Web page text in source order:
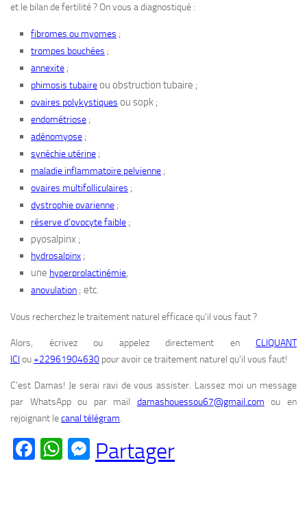
et le bilan de fertilité ? On vous a diagnostiqué :
fibromes ou myomes ;
trompes bouchées ;
annexite ;
phimosis tubaireou obstruction tubaire ;
ovaires polykystiques ou sopk ;
endométriose ;
adénomyose ;
synéchie utérine ;
maladie inflammatoire pelvienne ;
ovaires multifolliculaires ;
dystrophie ovarienne ;
réserve d’ovocyte faible ;
pyosalpinx ;
hydrosalpinx ;
une hyperprolactinémie,
anovulation ; etc.
Vous recherchez le traitement naturel efficace qu’il vous faut ?
Alors, écrivez ou appelez directement en CLIQUANT
ICI ou+22961904630 pour avoir ce traitement naturel qu’il vous faut!
C’est Damas! Je serai ravi de vous assister. Laissez moi un message
par WhatsApp ou par mail damashouessou67@gmail.com ou en
rejoignant lecanal télégram.
Facebook
WhatsApp
Messenger
Partager